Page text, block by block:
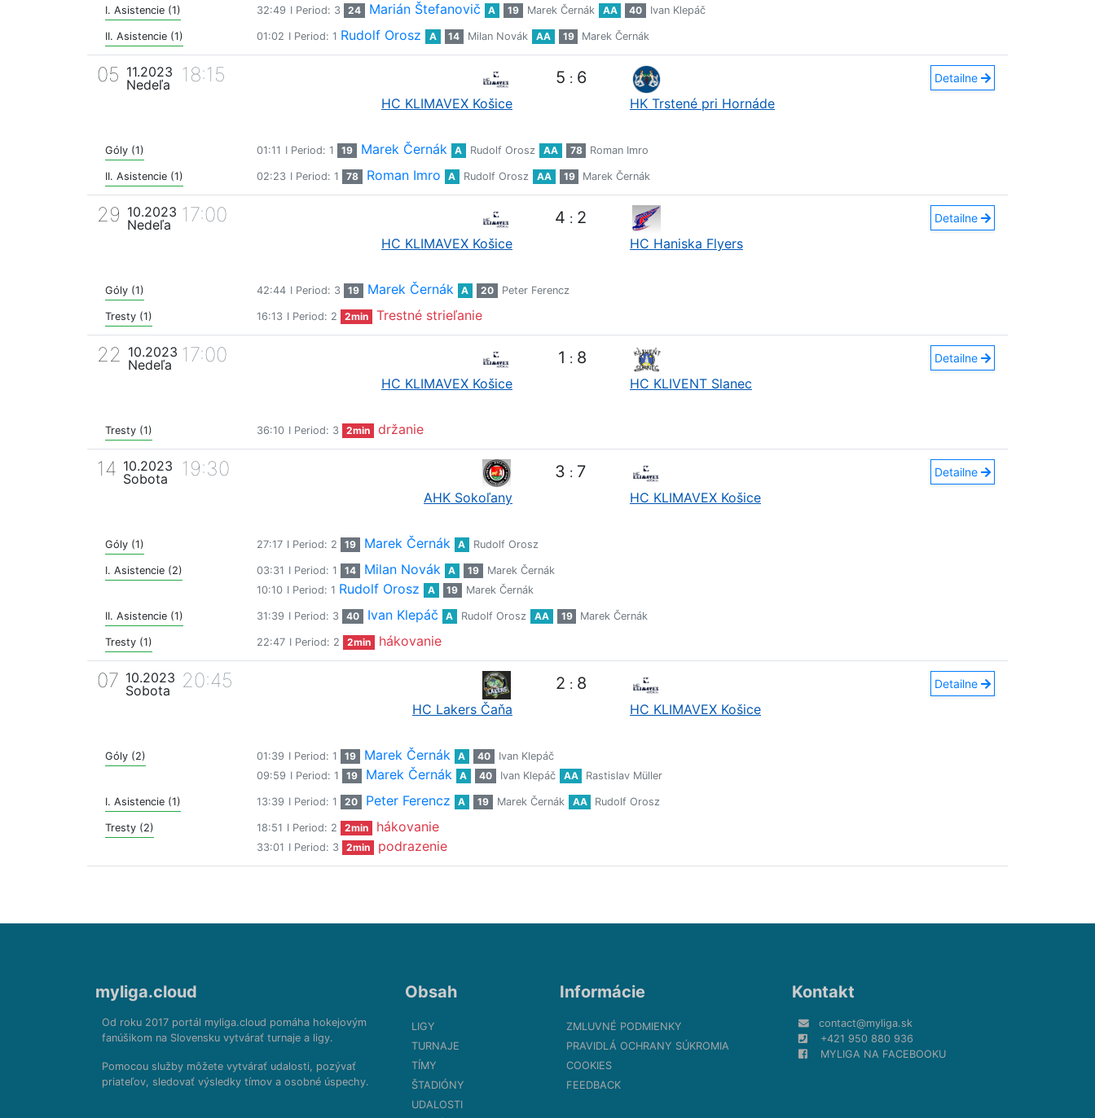
I. Asistencie (1) 32:49 I Period: 3 24 Marián Štefanovič A 19 Marek Černák AA 40 Ivan Klepáč
II. Asistencie (1) 01:02 I Period: 1 Rudolf Orosz A 14 Milan Novák AA 19 Marek Černák
05 11.2023
Nedeľa
18:15
HC KLIMAVEX Košice
5 : 6
HK Trstené pri Hornáde
Detailne
Góly (1) 01:11 I Period: 1 19 Marek Černák A Rudolf Orosz AA 78 Roman Imro
II. Asistencie (1) 02:23 I Period: 1 78 Roman Imro A Rudolf Orosz AA 19 Marek Černák
29 10.2023
Nedeľa
17:00
HC KLIMAVEX Košice
4 : 2
HC Haniska Flyers
Detailne
Góly (1) 42:44 I Period: 3 19 Marek Černák A 20 Peter Ferencz
Tresty (1) 16:13 I Period: 2 2min Trestné strieľanie
22 10.2023
Nedeľa
17:00
HC KLIMAVEX Košice
1 : 8
HC KLIVENT Slanec
Detailne
Tresty (1) 36:10 I Period: 3 2min držanie
14 10.2023
Sobota
19:30
AHK Sokoľany
3 : 7
HC KLIMAVEX Košice
Detailne
Góly (1) 27:17 I Period: 2 19 Marek Černák A Rudolf Orosz
I. Asistencie (2) 03:31 I Period: 1 14 Milan Novák A 19
Marek Černák
10:10 I Period: 1 Rudolf Orosz A 19 Marek Černák
II. Asistencie (1) 31:39 I Period: 3 40 Ivan Klepáč A Rudolf Orosz AA 19 Marek Černák
Tresty (1) 22:47 I Period: 2 2min hákovanie
07 10.2023
Sobota
20:45
HC Lakers Čaňa
2 : 8
HC KLIMAVEX Košice
Detailne
Góly (2) 01:39 I Period: 1 19 Marek Černák A 40
Ivan Klepáč
09:59 I Period: 1 19 Marek Černák A 40 Ivan Klepáč AA Rastislav Müller
I. Asistencie (1) 13:39 I Period: 1 20 Peter Ferencz A 19 Marek Černák AA Rudolf Orosz
Tresty (2) 18:51 I Period: 2 2min hákovanie
33:01 I Period: 3 2min podrazenie
myliga.cloud
Od roku 2017 portál myliga.cloud pomáha hokejovým
fanúšikom na Slovensku vytvárať turnaje a ligy.
Pomocou služby môžete vytvárať udalosti, pozývať
priateľov, sledovať výsledky tímov a osobné úspechy.
Obsah
LIGY
TURNAJE
TÍMY
ŠTADIÓNY
UDALOSTI
Informácie
ZMLUVNÉ PODMIENKY
PRAVIDLÁ OCHRANY SÚKROMIA
COOKIES
FEEDBACK
Kontakt
contact@myliga.sk
+421 950 880 936
MYLIGA NA FACEBOOKU